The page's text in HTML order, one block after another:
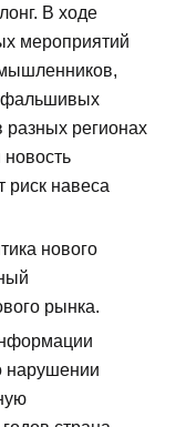
В ходе
мероприятий
фальшивых
разных регионах
риск навеса
нового
рынка.
нарушении